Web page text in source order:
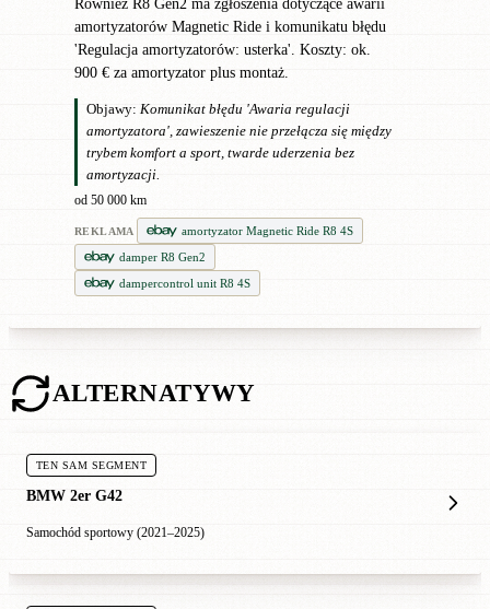
Również R8 Gen2 ma zgłoszenia dotyczące awarii
amortyzatorów Magnetic Ride i komunikatu błędu
'Regulacja amortyzatorów: usterka'. Koszty: ok.
900 € za amortyzator plus montaż.
Objawy: Komunikat błędu 'Awaria regulacji
amortyzatora', zawieszenie nie przełącza się między
trybem komfort a sport, twarde uderzenia bez
amortyzacji.
od 50 000 km
REKLAMA
amortyzator Magnetic Ride R8 4S
damper R8 Gen2
dampercontrol unit R8 4S
ALTERNATYWY
TEN SAM SEGMENT
BMW 2er G42
Samochód sportowy (2021–2025)